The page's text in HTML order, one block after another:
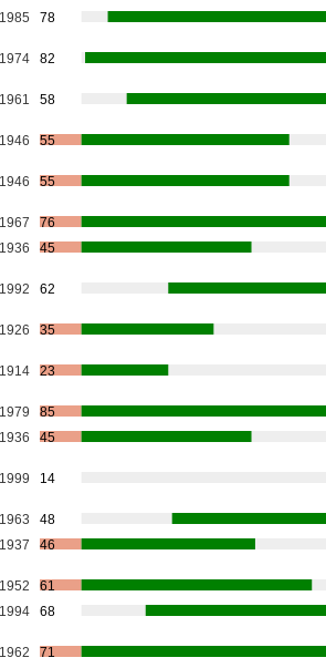
1985 78
1974 82
1961 58
1946 55
1946 55
1967
76
1936 45
1992 62
1926 35
1914 23
1979
85
1936 45
1999 14
1963
48
1937 46
1952
61
1994 68
1962 71